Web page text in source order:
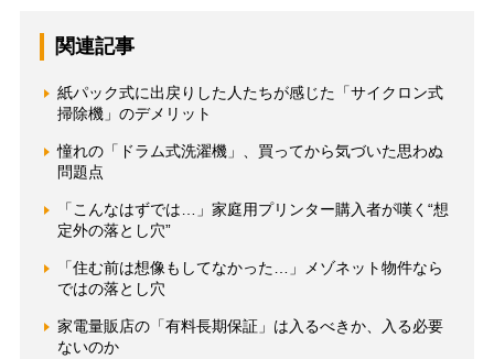
関連記事
紙パック式に出戻りした人たちが感じた「サイクロン式
掃除機」のデメリット
憧れの「ドラム式洗濯機」、買ってから気づいた思わぬ
問題点
「こんなはずでは…」家庭用プリンター購入者が嘆く“想
定外の落とし穴”
「住む前は想像もしてなかった…」メゾネット物件なら
ではの落とし穴
家電量販店の「有料長期保証」は入るべきか、入る必要
ないのか